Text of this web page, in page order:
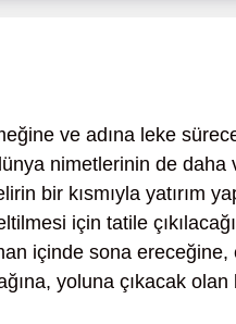
ve adına leke
nimetlerinin de daha
bir kısmıyla yatırım
için tatile
içinde sona
yoluna çıkacak olan